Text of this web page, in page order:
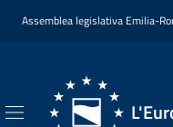
Vai al contenuto
Vai alla navigazione
Vai al footer
Assemblea legislativa Emilia-